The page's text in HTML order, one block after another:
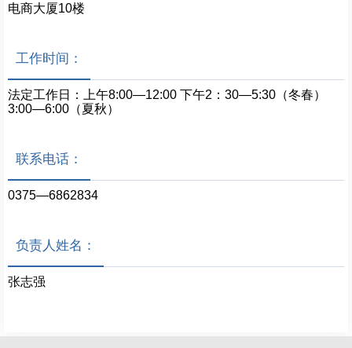
电商大厦10楼
工作时间：
法定工作日：上午8:00—12:00 下午2：30—5:30（冬春）
3:00—6:00（夏秋）
联系电话：
0375—6862834
负责人姓名：
张志强